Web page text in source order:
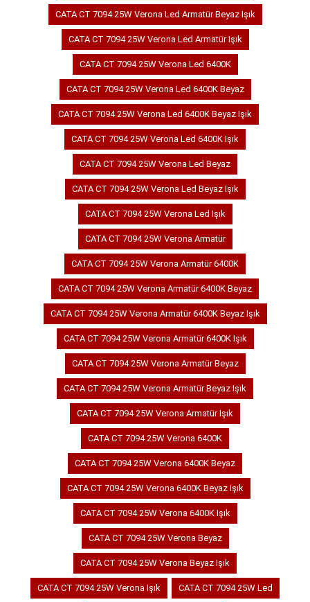
CATA CT 7094 25W Verona Led Armatür Beyaz Işık
CATA CT 7094 25W Verona Led Armatür Işık
CATA CT 7094 25W Verona Led 6400K
CATA CT 7094 25W Verona Led 6400K Beyaz
CATA CT 7094 25W Verona Led 6400K Beyaz Işık
CATA CT 7094 25W Verona Led 6400K Işık
CATA CT 7094 25W Verona Led Beyaz
CATA CT 7094 25W Verona Led Beyaz Işık
CATA CT 7094 25W Verona Led Işık
CATA CT 7094 25W Verona Armatür
CATA CT 7094 25W Verona Armatür 6400K
CATA CT 7094 25W Verona Armatür 6400K Beyaz
CATA CT 7094 25W Verona Armatür 6400K Beyaz Işık
CATA CT 7094 25W Verona Armatür 6400K Işık
CATA CT 7094 25W Verona Armatür Beyaz
CATA CT 7094 25W Verona Armatür Beyaz Işık
CATA CT 7094 25W Verona Armatür Işık
CATA CT 7094 25W Verona 6400K
CATA CT 7094 25W Verona 6400K Beyaz
CATA CT 7094 25W Verona 6400K Beyaz Işık
CATA CT 7094 25W Verona 6400K Işık
CATA CT 7094 25W Verona Beyaz
CATA CT 7094 25W Verona Beyaz Işık
CATA CT 7094 25W Verona Işık CATA CT 7094 25W Led